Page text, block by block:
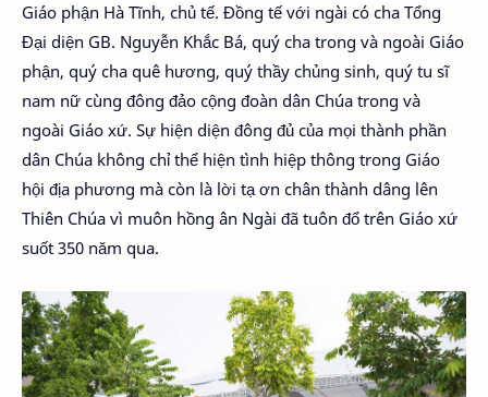
Giáo phận Hà Tĩnh, chủ tế. Đồng tế với ngài có cha Tổng
Đại diện GB. Nguyễn Khắc Bá, quý cha trong và ngoài Giáo
phận, quý cha quê hương, quý thầy chủng sinh, quý tu sĩ
nam nữ cùng đông đảo cộng đoàn dân Chúa trong và
ngoài Giáo xứ. Sự hiện diện đông đủ của mọi thành phần
dân Chúa không chỉ thể hiện tình hiệp thông trong Giáo
hội địa phương mà còn là lời tạ ơn chân thành dâng lên
Thiên Chúa vì muôn hồng ân Ngài đã tuôn đổ trên Giáo xứ
suốt 350 năm qua.